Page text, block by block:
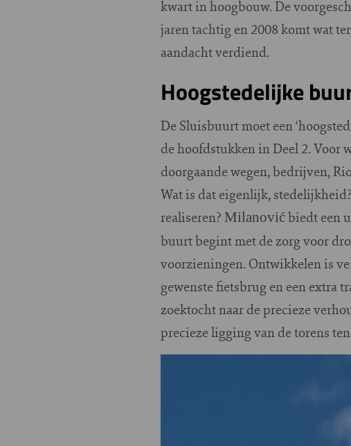
kwart in hoogbouw. De
jaren tachtig en 2008 komt wat
aandacht verdiend.
Hoogstedelijke
De Sluisbuurt moet een
de hoofdstukken in Deel 2. Voor
doorgaande wegen, bedrijven,
Wat is dat eigenlijk,
realiseren? Milanovićbiedt een
buurt begint met de zorg voor
voorzieningen. Ontwikkelen is
gewenste fietsbrug en een extra
zoektocht naar de precieze
precieze ligging van de torens